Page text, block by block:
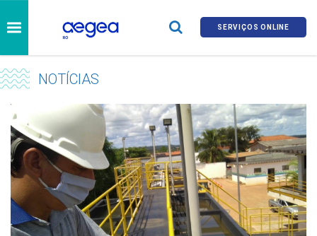
SERVIÇOS ONLINE
NOTÍCIAS